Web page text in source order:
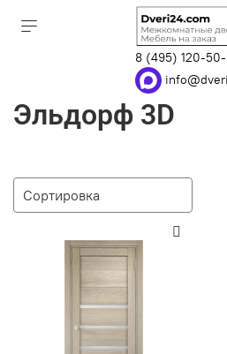
8 (495) 120-
Эльдорф 3D